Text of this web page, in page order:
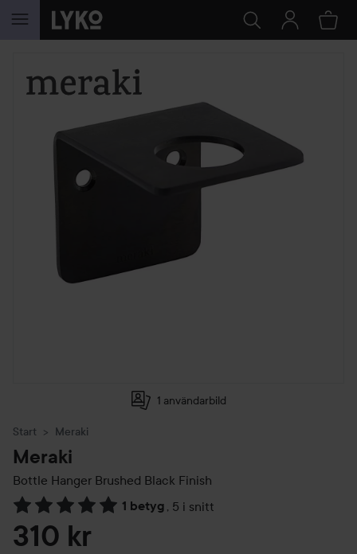
HOPPA TILL INNEHÅLLET
1 användarbild
Start Meraki
Meraki
Bottle Hanger Brushed Black Finish
1 betyg , 5 i snitt
Hoppa till Betyg & kommentarer
310 kr